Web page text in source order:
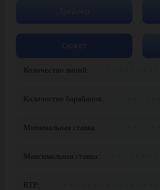
Количество линий:
Количество барабанов:
Минимальная ставка:
Максимальная ставка:
RTP:
Сюжет